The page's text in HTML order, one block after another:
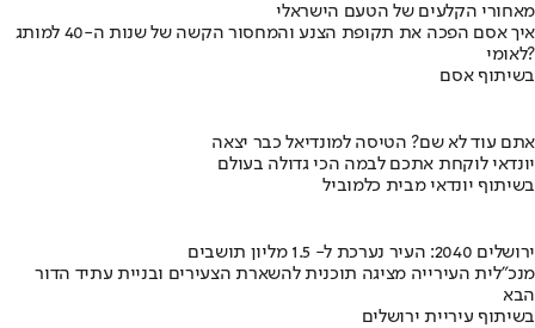
מאחורי הקלעים של הטעם הישראלי
איך אסם הפכה את תקופת הצנע והמחסור הקשה של שנות ה-40 למותג
לאומי?
בשיתוף אסם
אתם עוד לא שם? הטיסה למונדיאל כבר יצאה
יונדאי לוקחת אתכם לבמה הכי גדולה בעולם
בשיתוף יונדאי מבית כלמוביל
ירושלים 2040: העיר נערכת ל- 1.5 מליון תושבים
מנכ"לית העירייה מציגה תוכנית להשארת הצעירים ובניית עתיד הדור
הבא
בשיתוף עיריית ירושלים